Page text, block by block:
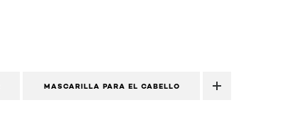
MASCARILLA PARA EL CABELLO